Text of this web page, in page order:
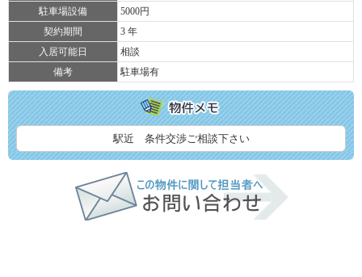
駐車場設備
5000円
契約期間
3 年
入居可能日
相談
備考
駐車場有
駅近 条件交渉ご相談下さい